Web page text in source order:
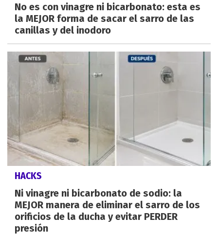
No es con vinagre ni bicarbonato: esta es
la MEJOR forma de sacar el sarro de las
canillas y del inodoro
HACKS
Ni vinagre ni bicarbonato de sodio: la
MEJOR manera de eliminar el sarro de los
orificios de la ducha y evitar PERDER
presión